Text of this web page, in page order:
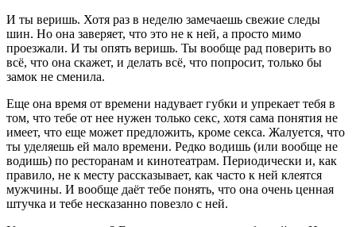
И ты веришь. Хотя раз в неделю замечаешь свежие следы
шин. Но она заверяет, что это не к ней, а просто мимо
проезжали. И ты опять веришь. Ты вообще рад поверить во
всё, что она скажет, и делать всё, что попросит, только бы
замок не сменила.
Еще она время от времени надувает губки и упрекает тебя в
том, что тебе от нее нужен только секс, хотя сама понятия не
имеет, что еще может предложить, кроме секса. Жалуется, что
ты уделяешь ей мало времени. Редко водишь (или вообще не
водишь) по ресторанам и кинотеатрам. Периодически и, как
правило, не к месту рассказывает, как часто к ней клеятся
мужчины. И вообще даёт тебе понять, что она очень ценная
штучка и тебе несказанно повезло с ней.